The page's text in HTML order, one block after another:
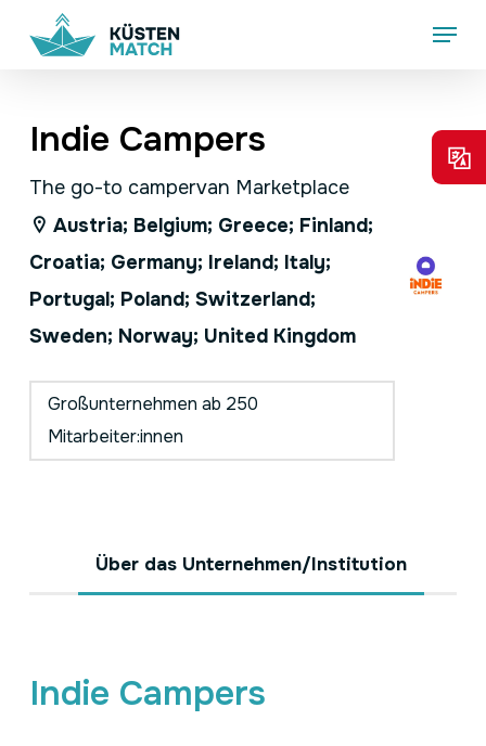
Menu
Indie Campers
The go-to campervan Marketplace
Austria; Belgium; Greece; Finland;
Croatia; Germany; Ireland; Italy;
Portugal; Poland; Switzerland;
Sweden; Norway; United Kingdom
Großunternehmen ab 250
Mitarbeiter:innen
Über das Unternehmen/Institution
Indie Campers